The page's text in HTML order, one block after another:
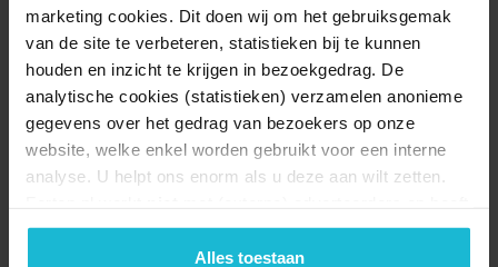
marketing cookies. Dit doen wij om het gebruiksgemak
van de site te verbeteren, statistieken bij te kunnen
houden en inzicht te krijgen in bezoekgedrag. De
analytische cookies (statistieken) verzamelen anonieme
gegevens over het gedrag van bezoekers op onze
website, welke enkel worden gebruikt voor een interne
analyse. U helpt ons enorm als u deze aan wilt zetten.
geen commerciële doelstelling. U kunt deze cookies via
de knoppen accepteren, beheren of weigeren.
Alles toestaan